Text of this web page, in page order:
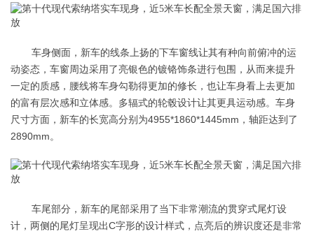
车身侧面，新车的线条上扬的下车窗线让其有种向前俯冲的运
动姿态，车窗周边采用了亮银色的镀铬饰条进行包围，从而来提升
一定的质感，腰线将车身勾勒得更加的修长，也让车身看上去更加
的富有层次感和立体感。多辐式的轮毂设计让其更具运动感。车身
尺寸方面，新车的长宽高分别为4955*1860*1445mm，轴距达到了
2890mm。
车尾部分，新车的尾部采用了当下非常潮流的贯穿式尾灯设
计，两侧的尾灯呈现出C字形的设计样式，点亮后的辨识度还是非常